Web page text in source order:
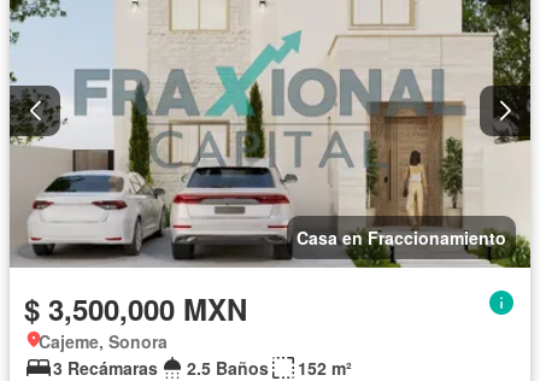
Casa en Fraccionamiento
$ 3,500,000 MXN
Cajeme, Sonora
3 Recámaras
2.5 Baños
152 m²